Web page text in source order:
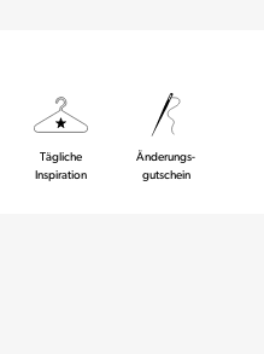
Tägliche
Inspiration
Änderungs-
gutschein